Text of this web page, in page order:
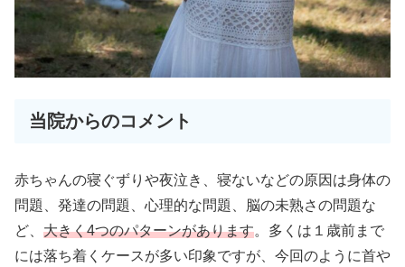
当院からのコメント
赤ちゃんの寝ぐずりや夜泣き、寝ないなどの原因は身体の
問題、発達の問題、心理的な問題、脳の未熟さの問題な
ど、 大きく4つのパターンがあります。多くは１歳前まで
には落ち着くケースが多い印象ですが、今回のように首や